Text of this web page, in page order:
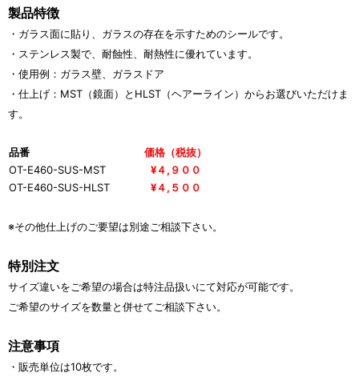
製品特徴
・ガラス面に貼り、ガラスの存在を示すためのシールです。
・ステンレス製で、耐蝕性、耐熱性に優れています。
・使用例：ガラス壁、ガラスドア
・仕上げ：MST（鏡面）とHLST（ヘアーライン）からお選びいただけま
す。
品番
価格（税抜）
OT-E460-SUS-MST
¥４,９００
OT-E460-SUS-HLST
¥４,５００
※その他仕上げのご要望は別途ご相談下さい。
特別注文
サイズ違いをご希望の場合は特注品扱いにて対応が可能です。
ご希望のサイズを数量と併せてご相談下さい。
注意事項
・販売単位は10枚です。